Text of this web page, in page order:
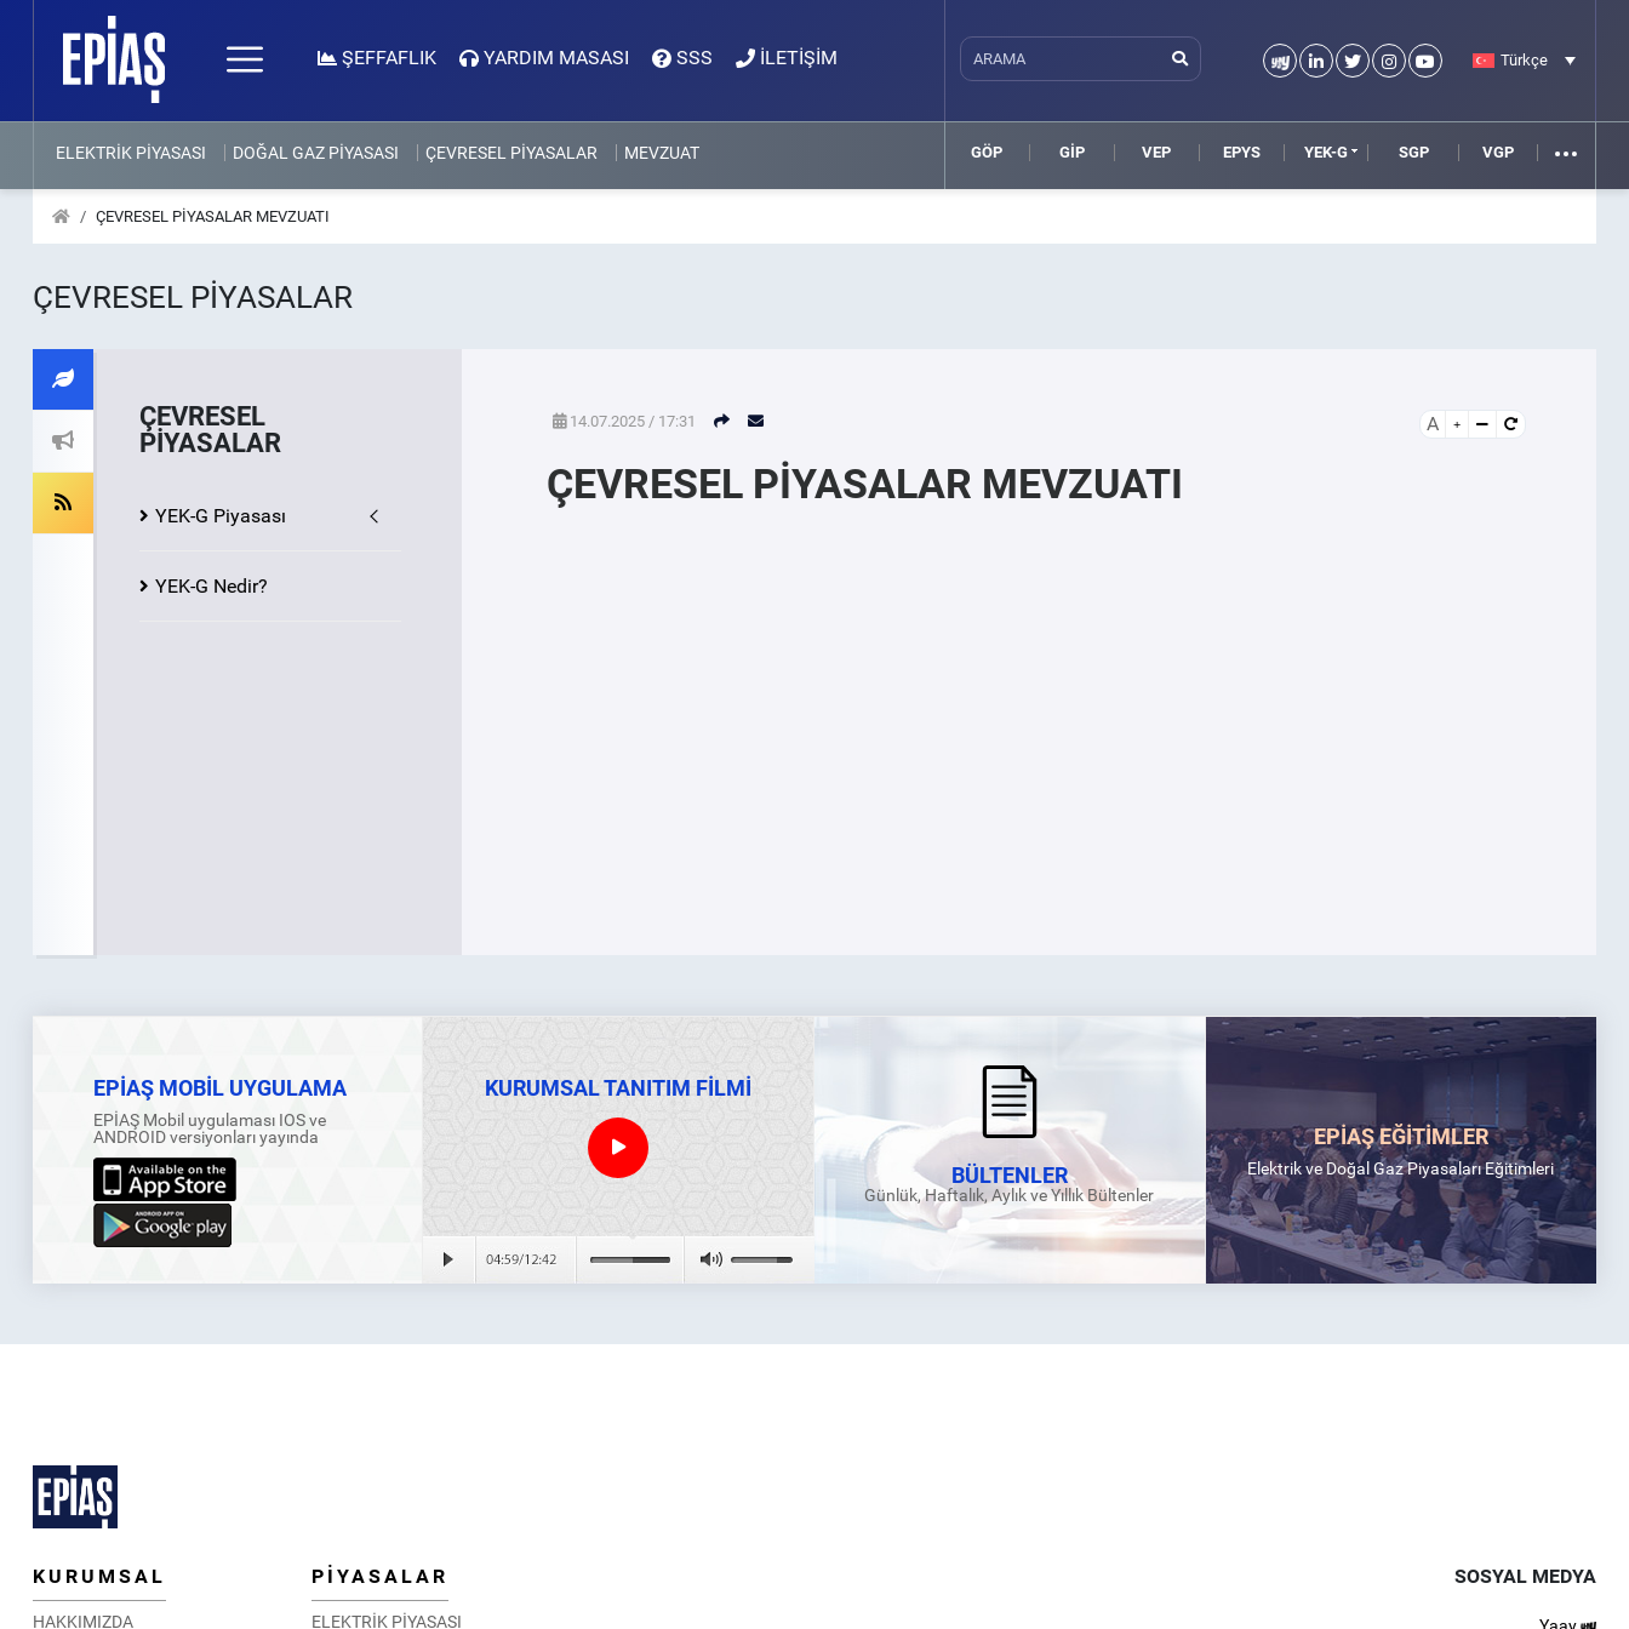
ŞEFFAFLIK YARDIM MASASI SSS İLETİŞİM Türkçe
ELEKTRİK PİYASASI DOĞAL GAZ PİYASASI ÇEVRESEL PİYASALAR MEVZUAT GÖP GİP VEP EPYS YEK-G SGP VGP
ÇEVRESEL PİYASALAR MEVZUATI
ÇEVRESEL PİYASALAR
ÇEVRESEL
PİYASALAR
YEK-G Piyasası
YEK-G Nedir?
14.07.2025 / 17:31 A
ÇEVRESEL PİYASALAR MEVZUATI
EPİAŞ MOBİL UYGULAMA
EPİAŞ Mobil uygulaması IOS ve
ANDROID versiyonları yayında
KURUMSAL TANITIM FİLMİ
BÜLTENLER
Günlük, Haftalık, Aylık ve Yıllık Bültenler
EPİAŞ EĞİTİMLER
Elektrik ve Doğal Gaz Piyasaları Eğitimleri
KURUMSAL
HAKKIMIZDA
PİYASALAR
ELEKTRİK PİYASASI
SOSYAL MEDYA